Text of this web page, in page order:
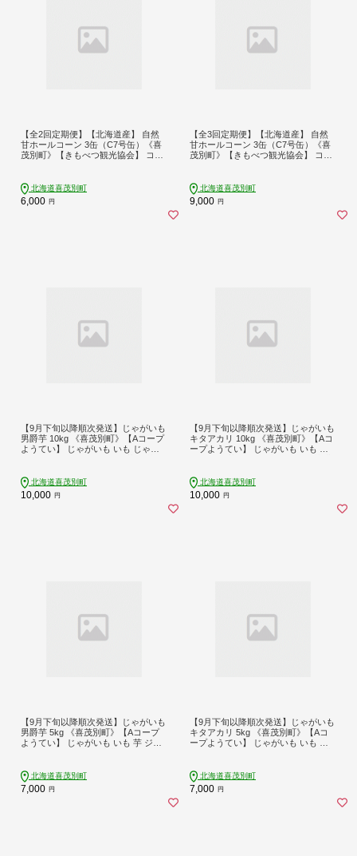
【全2回定期便】【北海道産】 自然
甘ホールコーン 3缶（C7号缶）《喜
茂別町》【きもべつ観光協会】 コー
5] 6000 6000円 6千円
北海道喜茂別町
6,000 円
【全3回定期便】【北海道産】 自然
甘ホールコーン 3缶（C7号缶）《喜
茂別町》【きもべつ観光協会】 コー
6] 9000 9000円 9千円
北海道喜茂別町
9,000 円
【9月下旬以降順次発送】じゃがいも
男爵芋 10kg 《喜茂別町》【Aコープ
ようてい】 じゃがいも いも じゃが
取り寄せ 常温 [AJAK008]
北海道喜茂別町
10,000 円
【9月下旬以降順次発送】じゃがいも
キタアカリ 10kg 《喜茂別町》【Aコ
ープようてい】 じゃがいも いも き
寄せ 常温 [AJAK010]
北海道喜茂別町
10,000 円
【9月下旬以降順次発送】じゃがいも
男爵芋 5kg 《喜茂別町》【Aコープ
ようてい】 じゃがいも いも 芋 ジャ
JAK027]
北海道喜茂別町
7,000 円
【9月下旬以降順次発送】じゃがいも
キタアカリ 5kg 《喜茂別町》【Aコ
ープようてい】 じゃがいも いも き
寄せ 常温 [AJAK028]
北海道喜茂別町
7,000 円